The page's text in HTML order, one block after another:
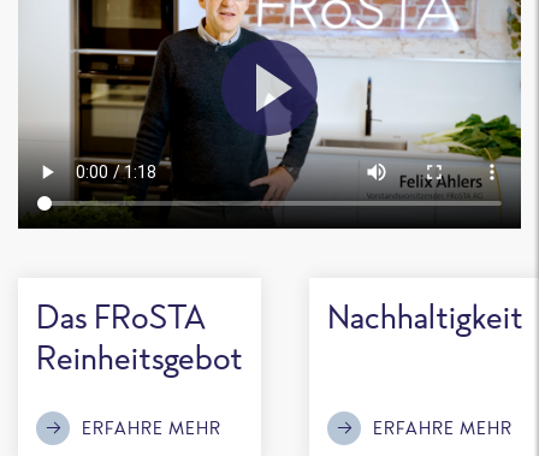
Das FRoSTA
Reinheitsgebot
ERFAHRE MEHR
Nachhaltigkeit
ERFAHRE MEHR